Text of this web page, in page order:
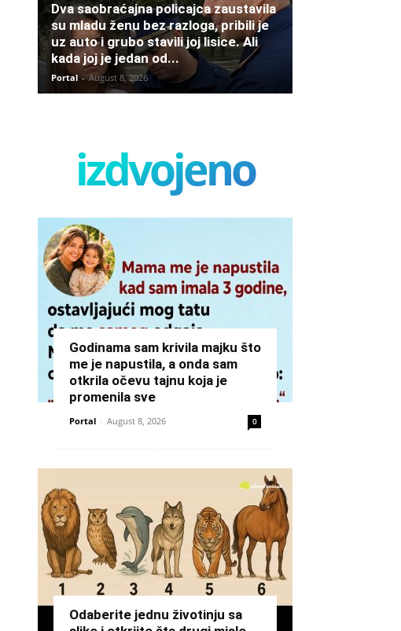
Dva saobraćajna policajca zaustavila
su mladu ženu bez razloga, pribili je
uz auto i grubo stavili joj lisice. Ali
kada joj je jedan od...
Portal - August 8, 2026
izdvojeno
Godinama sam krivila majku što
me je napustila, a onda sam
otkrila očevu tajnu koja je
promenila sve
Portal - August 8, 2026 0
Odaberite jednu životinju sa